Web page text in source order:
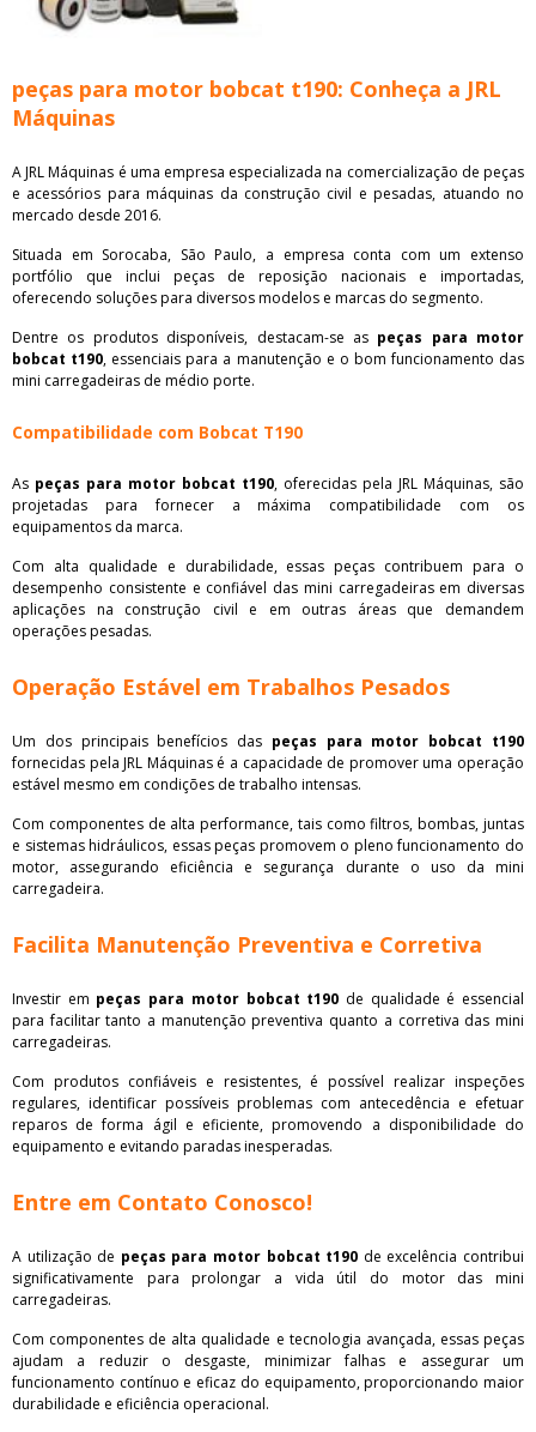
peças para motor bobcat t190: Conheça a JRL
Máquinas
A JRL Máquinas é uma empresa especializada na comercialização de peças
e acessórios para máquinas da construção civil e pesadas, atuando no
mercado desde 2016.
Situada em Sorocaba, São Paulo, a empresa conta com um extenso
portfólio que inclui peças de reposição nacionais e importadas,
oferecendo soluções para diversos modelos e marcas do segmento.
Dentre os produtos disponíveis, destacam-se as peças para motor
bobcat t190, essenciais para a manutenção e o bom funcionamento das
mini carregadeiras de médio porte.
Compatibilidade com Bobcat T190
As peças para motor bobcat t190, oferecidas pela JRL Máquinas, são
projetadas para fornecer a máxima compatibilidade com os
equipamentos da marca.
Com alta qualidade e durabilidade, essas peças contribuem para o
desempenho consistente e confiável das mini carregadeiras em diversas
aplicações na construção civil e em outras áreas que demandem
operações pesadas.
Operação Estável em Trabalhos Pesados
Um dos principais benefícios das peças para motor bobcat t190
fornecidas pela JRL Máquinas é a capacidade de promover uma operação
estável mesmo em condições de trabalho intensas.
Com componentes de alta performance, tais como filtros, bombas, juntas
e sistemas hidráulicos, essas peças promovem o pleno funcionamento do
motor, assegurando eficiência e segurança durante o uso da mini
carregadeira.
Facilita Manutenção Preventiva e Corretiva
Investir em peças para motor bobcat t190 de qualidade é essencial
para facilitar tanto a manutenção preventiva quanto a corretiva das mini
carregadeiras.
Com produtos confiáveis e resistentes, é possível realizar inspeções
regulares, identificar possíveis problemas com antecedência e efetuar
reparos de forma ágil e eficiente, promovendo a disponibilidade do
equipamento e evitando paradas inesperadas.
Entre em Contato Conosco!
A utilização de peças para motor bobcat t190 de excelência contribui
significativamente para prolongar a vida útil do motor das mini
carregadeiras.
Com componentes de alta qualidade e tecnologia avançada, essas peças
ajudam a reduzir o desgaste, minimizar falhas e assegurar um
funcionamento contínuo e eficaz do equipamento, proporcionando maior
durabilidade e eficiência operacional.